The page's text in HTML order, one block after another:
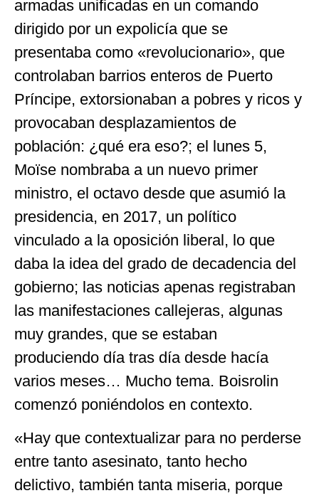
armadas unificadas en un comando
dirigido por un expolicía que se
presentaba como «revolucionario», que
controlaban barrios enteros de Puerto
Príncipe, extorsionaban a pobres y ricos y
provocaban desplazamientos de
población: ¿qué era eso?; el lunes 5,
Moïse nombraba a un nuevo primer
ministro, el octavo desde que asumió la
presidencia, en 2017, un político
vinculado a la oposición liberal, lo que
daba la idea del grado de decadencia del
gobierno; las noticias apenas registraban
las manifestaciones callejeras, algunas
muy grandes, que se estaban
produciendo día tras día desde hacía
varios meses… Mucho tema. Boisrolin
comenzó poniéndolos en contexto.
«Hay que contextualizar para no perderse
entre tanto asesinato, tanto hecho
delictivo, también tanta miseria, porque